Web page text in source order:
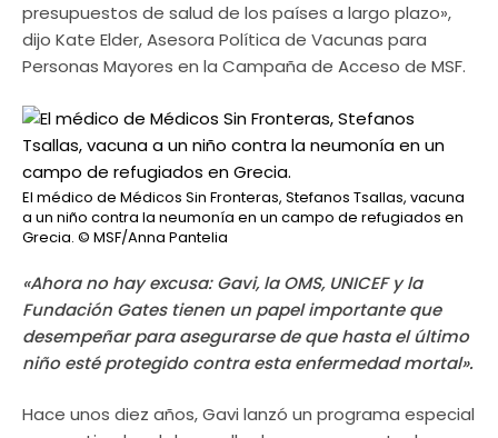
presupuestos de salud de los países a largo plazo»,
dijo Kate Elder, Asesora Política de Vacunas para
Personas Mayores en la Campaña de Acceso de MSF.
El médico de Médicos Sin Fronteras, Stefanos Tsallas, vacuna
a un niño contra la neumonía en un campo de refugiados en
Grecia. © MSF/Anna Pantelia
«Ahora no hay excusa: Gavi, la OMS, UNICEF y la
Fundación Gates tienen un papel importante que
desempeñar para asegurarse de que hasta el último
niño esté protegido contra esta enfermedad mortal».
Hace unos diez años, Gavi lanzó un programa especial